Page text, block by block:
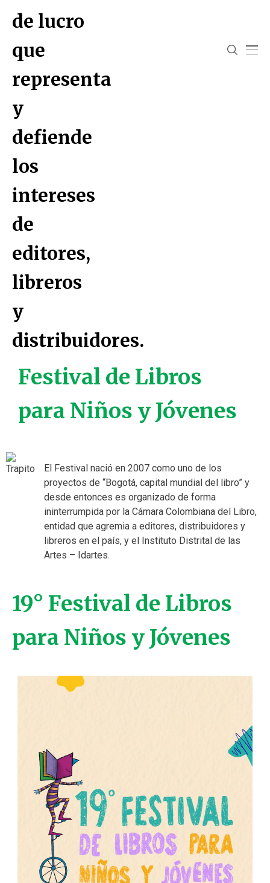
Festival de Libros
para Niños y Jóvenes
El Festival nació en 2007 como uno de los
proyectos de “Bogotá, capital mundial del libro” y
desde entonces es organizado de forma
ininterrumpida por la Cámara Colombiana del Libro,
entidad que agremia a editores, distribuidores y
libreros en el país, y el Instituto Distrital de las
Artes – Idartes.
19° Festival de Libros
para Niños y Jóvenes